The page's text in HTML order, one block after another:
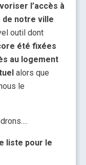
l’accès à
de notre ville
outil dont
été fixées
au logement
alors que
le
liste pour le